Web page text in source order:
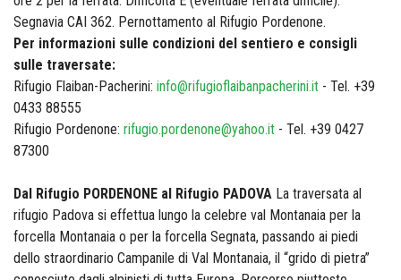
Segnavia CAI 362. Pernottamento al Rifugio Pordenone.
Per informazioni sulle condizioni del sentiero e consigli
sulle traversate:
Rifugio Flaiban-Pacherini: info@rifugioflaibanpacherini.it - Tel. +39
0433 88555
Rifugio Pordenone: rifugio.pordenone@yahoo.it - Tel. +39 0427
87300
Dal Rifugio PORDENONE al Rifugio PADOVA La traversata al
rifugio Padova si effettua lungo la celebre val Montanaia per la
forcella Montanaia o per la forcella Segnata, passando ai piedi
dello straordinario Campanile di Val Montanaia, il “grido di pietra”